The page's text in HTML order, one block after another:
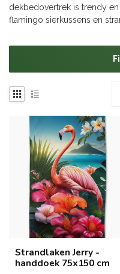
dekbedovertrek is trendy
flamingo sierkussens en
Strandlaken Jerry -
handdoek 75x150 cm